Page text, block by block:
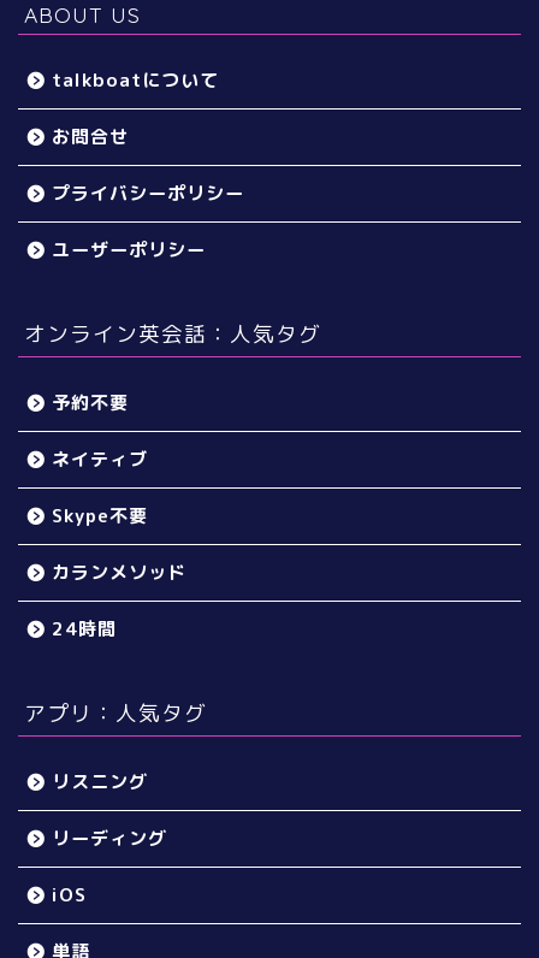
ABOUT US
talkboatについて
お問合せ
プライバシーポリシー
ユーザーポリシー
オンライン英会話：人気タグ
予約不要
ネイティブ
Skype不要
カランメソッド
24時間
アプリ：人気タグ
リスニング
リーディング
iOS
単語